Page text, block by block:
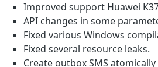
Improved support Huawei
API changes in some
Fixed various Windows
Fixed several resource leaks.
Create outbox SMS atomically